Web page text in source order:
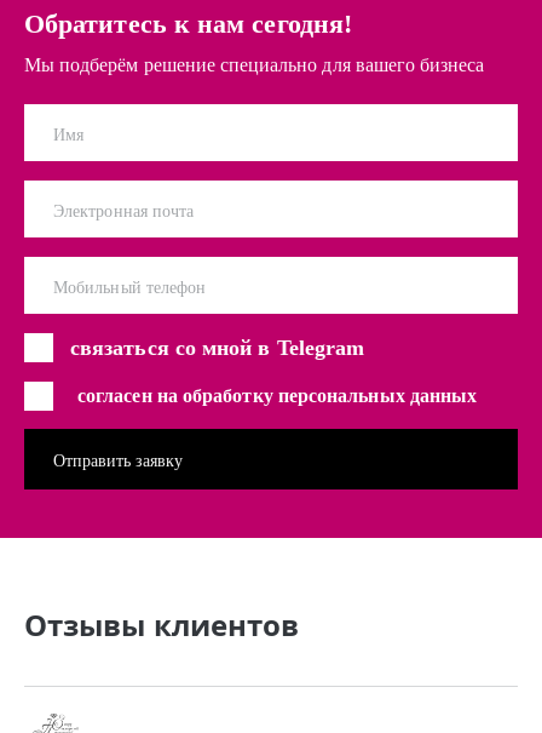
Обратитесь к нам сегодня!
Мы подберём решение специально для вашего бизнеса
Имя
Электронная почта
Мобильный телефон
связаться со мной в Telegram
согласен на обработку персональных данных
Отзывы клиентов